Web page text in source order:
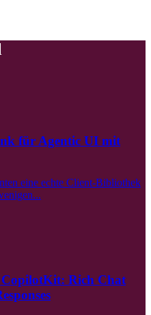
für Agentic UI mit
eine echte Client-Bibliothek
Rich Chat